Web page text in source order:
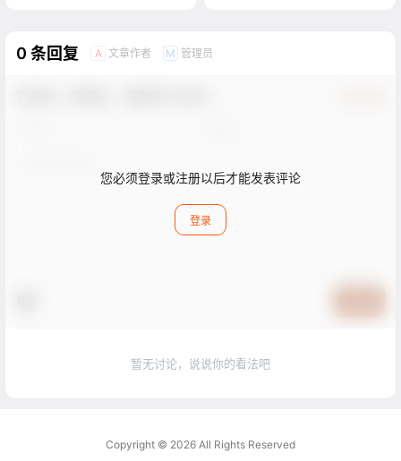
0 条回复 A 文章作者 M 管理员
您必须登录或注册以后才能发表评论
登录
暂无讨论，说说你的看法吧
Copyright © 2026 All Rights Reserved